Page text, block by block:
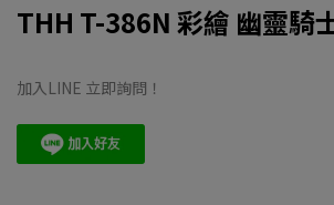
THH T-386N 彩繪 幽靈騎
加入LINE 立即詢問！